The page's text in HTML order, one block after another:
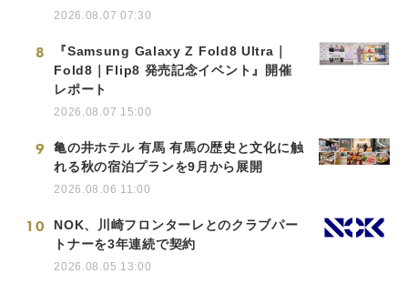
2026.08.07 07:30
8
『Samsung Galaxy Z Fold8 Ultra｜
Fold8｜Flip8 発売記念イベント』開催
レポート
2026.08.07 15:00
9
亀の井ホテル 有馬 有馬の歴史と文化に触
れる秋の宿泊プランを9月から展開
2026.08.06 11:00
10
NOK、川崎フロンターレとのクラブパー
トナーを3年連続で契約
2026.08.05 13:00